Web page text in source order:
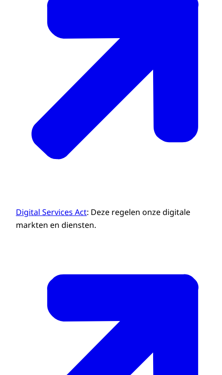
Digital Services Act: Deze regelen onze digitale
markten en diensten.